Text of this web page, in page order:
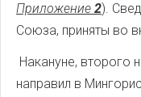
Приложение 2).
Союза, приняты во
Накануне,
направил в